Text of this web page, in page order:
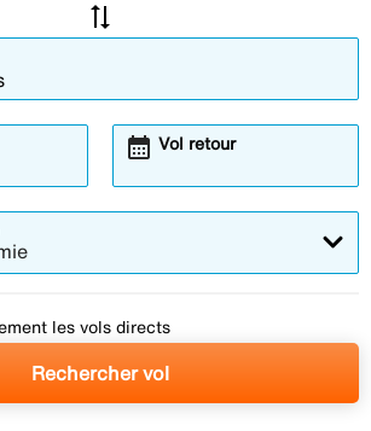
sync_alt
Vol retour
calendar_month
les vols directs
Rechercher vol